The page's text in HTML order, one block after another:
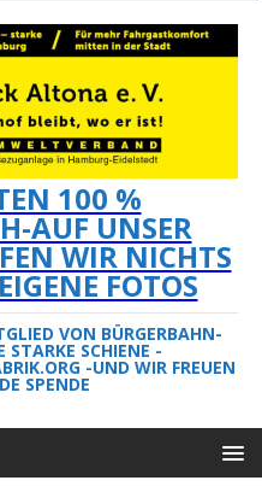
100 %
AUF UNSER
WIR NICHTS
FOTOS
VON BÜRGERBAHN-
STARKE SCHIENE -
-UND WIR FREUEN
SPENDE